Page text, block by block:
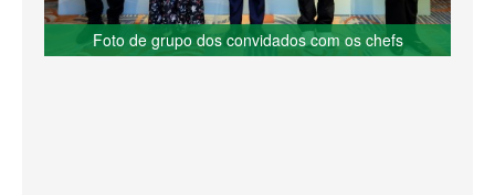
Foto de grupo dos convidados com os chefs